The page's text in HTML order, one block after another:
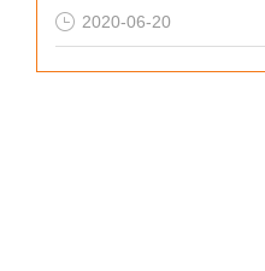
2020-06-20